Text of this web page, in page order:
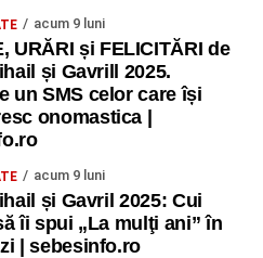
Spectacol pentru copii și
Școala de muzică„DoReMi”
de folclor;
acum 9 luni
URĂRI și FELICITĂRI de
și Gavrill 2025.
un SMS celor care își
onomastica |
acum 9 luni
și Gavril 2025: Cui
îi spui „La mulţi ani” în
| sebesinfo.ro